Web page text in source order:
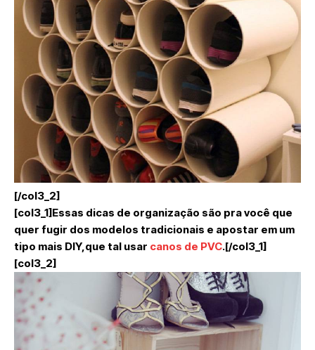
[/col3_2]
[col3_1]Essas dicas de organização são pra você que
quer fugir dos modelos tradicionais e apostar em um
tipo mais DIY,que tal usar canos de PVC.[/col3_1]
[col3_2]